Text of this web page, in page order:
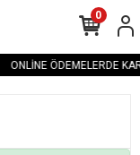
ONLİNE ÖDEMELERDE
0